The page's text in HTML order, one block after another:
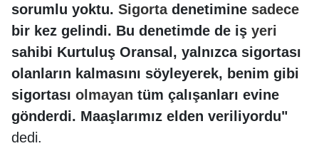
sorumlu yoktu. Sigortadenetimine sadece
bir kez gelindi. Bu denetimde de iş yeri
sahibi Kurtuluş Oransal, yalnızca sigortası
olanların kalmasını söyleyerek, benim gibi
sigortası olmayan tüm çalışanları evine
gönderdi. Maaşlarımız elden veriliyordu"
dedi.